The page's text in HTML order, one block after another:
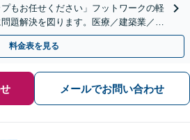
もお任せください」フットワークの軽
題解決を図ります。医療／建築業／情
産など、幅広い業種に対応
料金表を見る
メールでお問い合わせ